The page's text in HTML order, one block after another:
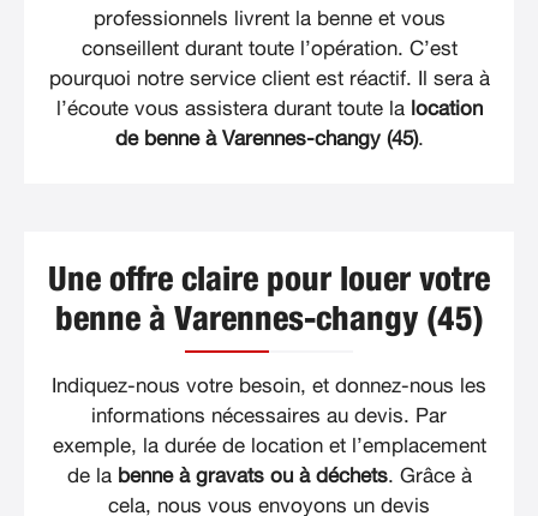
professionnels livrent la benne et vous
conseillent durant toute l’opération. C’est
pourquoi notre service client est réactif. Il sera à
l’écoute vous assistera durant toute la location
de benne à Varennes-changy (45).
Une offre claire pour louer votre
benne à Varennes-changy (45)
Indiquez-nous votre besoin, et donnez-nous les
informations nécessaires au devis. Par
exemple, la durée de location et l’emplacement
de la benne à gravats ou à déchets. Grâce à
cela, nous vous envoyons un devis